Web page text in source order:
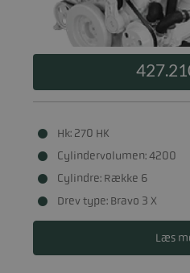
Hk: 270 HK
Cylindervolumen: 4200
Cylindre: Række 6
Drev type: Bravo 3 X
Læs